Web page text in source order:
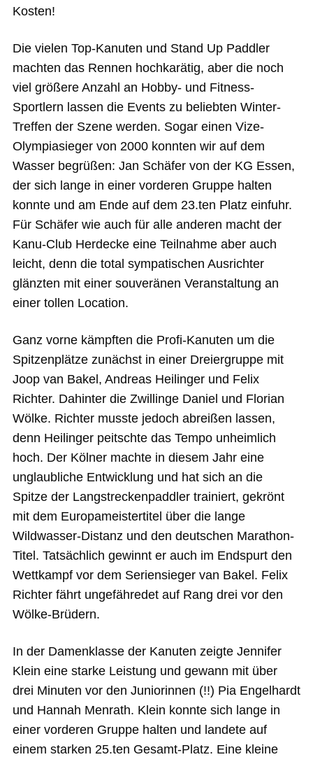
Kosten!
Die vielen Top-Kanuten und Stand Up Paddler
machten das Rennen hochkarätig, aber die noch
viel größere Anzahl an Hobby- und Fitness-
Sportlern lassen die Events zu beliebten Winter-
Treffen der Szene werden. Sogar einen Vize-
Olympiasieger von 2000 konnten wir auf dem
Wasser begrüßen: Jan Schäfer von der KG Essen,
der sich lange in einer vorderen Gruppe halten
konnte und am Ende auf dem 23.ten Platz einfuhr.
Für Schäfer wie auch für alle anderen macht der
Kanu-Club Herdecke eine Teilnahme aber auch
leicht, denn die total sympatischen Ausrichter
glänzten mit einer souveränen Veranstaltung an
einer tollen Location.
Ganz vorne kämpften die Profi-Kanuten um die
Spitzenplätze zunächst in einer Dreiergruppe mit
Joop van Bakel, Andreas Heilinger und Felix
Richter. Dahinter die Zwillinge Daniel und Florian
Wölke. Richter musste jedoch abreißen lassen,
denn Heilinger peitschte das Tempo unheimlich
hoch. Der Kölner machte in diesem Jahr eine
unglaubliche Entwicklung und hat sich an die
Spitze der Langstreckenpaddler trainiert, gekrönt
mit dem Europameistertitel über die lange
Wildwasser-Distanz und den deutschen Marathon-
Titel. Tatsächlich gewinnt er auch im Endspurt den
Wettkampf vor dem Seriensieger van Bakel. Felix
Richter fährt ungefähredet auf Rang drei vor den
Wölke-Brüdern.
In der Damenklasse der Kanuten zeigte Jennifer
Klein eine starke Leistung und gewann mit über
drei Minuten vor den Juniorinnen (!!) Pia Engelhardt
und Hannah Menrath. Klein konnte sich lange in
einer vorderen Gruppe halten und landete auf
einem starken 25.ten Gesamt-Platz. Eine kleine